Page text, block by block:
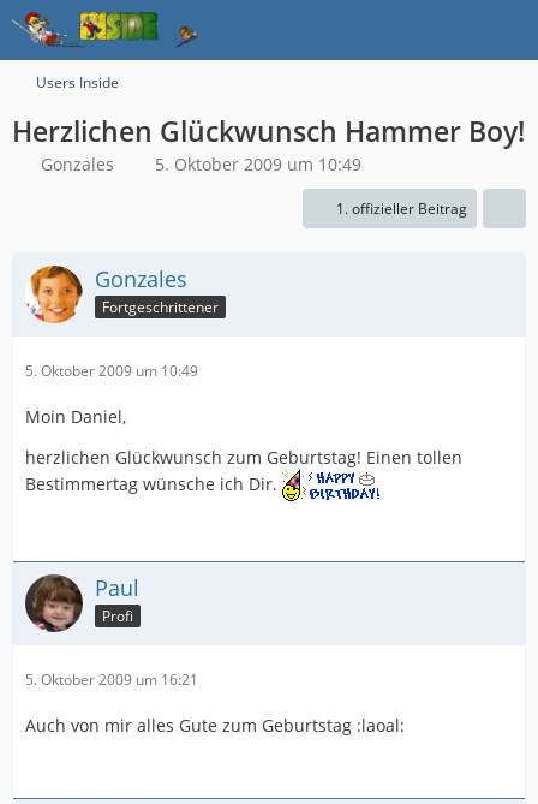
Users Inside
Herzlichen Glückwunsch Hammer Boy!
Gonzales 5. Oktober 2009 um 10:49
1. offizieller Beitrag
Gonzales
Fortgeschrittener
5. Oktober 2009 um 10:49
Moin Daniel,
herzlichen Glückwunsch zum Geburtstag! Einen tollen
Bestimmertag wünsche ich Dir.
Paul
Profi
5. Oktober 2009 um 16:21
Auch von mir alles Gute zum Geburtstag :laoal: